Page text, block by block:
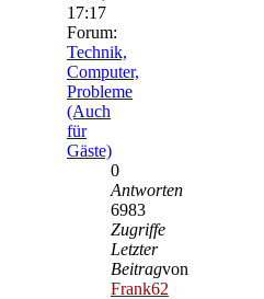
17:17
Forum:
Technik,
Computer,
Probleme
(Auch
für
Gäste)
0
Antworten
6983
Zugriffe
Letzter
Beitragvon
Frank62